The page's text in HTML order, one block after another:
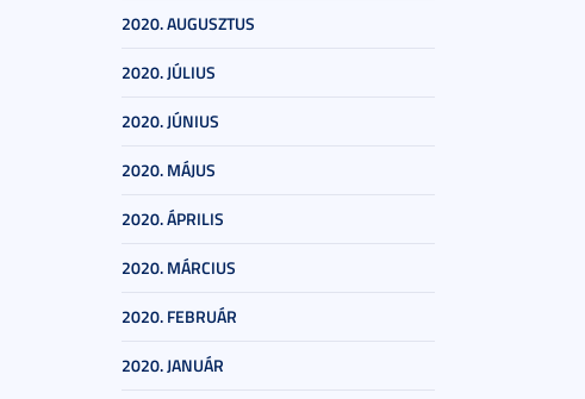
2020. AUGUSZTUS
2020. JÚLIUS
2020. JÚNIUS
2020. MÁJUS
2020. ÁPRILIS
2020. MÁRCIUS
2020. FEBRUÁR
2020. JANUÁR